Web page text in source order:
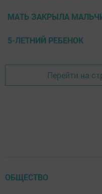
МАТЬ ЗАКРЫЛА
5-ЛЕТНИЙ РЕБЕНОК
Перейти на
ОБЩЕСТВО